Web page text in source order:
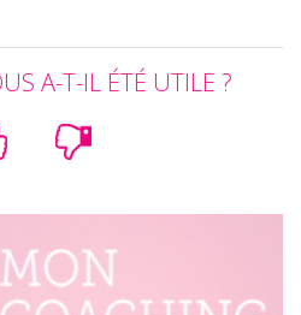
A-T-IL ÉTÉ UTILE ?